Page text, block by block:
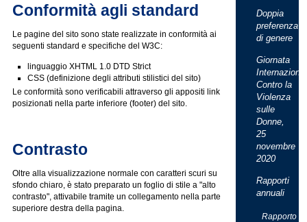
Conformità agli standard
Le pagine del sito sono state realizzate in conformità ai
seguenti standard e specifiche del W3C:
linguaggio XHTML 1.0 DTD Strict
CSS (definizione degli attributi stilistici del sito)
Le conformità sono verificabili attraverso gli appositi link
posizionati nella parte inferiore (footer) del sito.
Contrasto
Oltre alla visualizzazione normale con caratteri scuri su
sfondo chiaro, è stato preparato un foglio di stile a "alto
contrasto", attivabile tramite un collegamento nella parte
superiore destra della pagina.
Doppia
preferenza
di genere
Giornata
Contro la
Violenza
sulle
Donne,
25
novembre
2020
Rapporti
annuali
Rapporto